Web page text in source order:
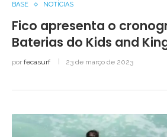
BASE NOTÍCIAS
Fico apresenta o
Baterias do Kids and
por fecasurf 23 de março de 2023